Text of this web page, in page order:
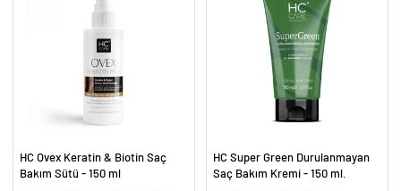
HC Ovex Keratin & Biotin Saç
Bakım Sütü - 150 ml
HC Super Green Durulanmayan
Saç Bakım Kremi - 150 ml.